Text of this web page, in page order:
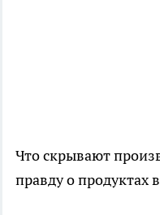
Что скрывают
правду о продуктах